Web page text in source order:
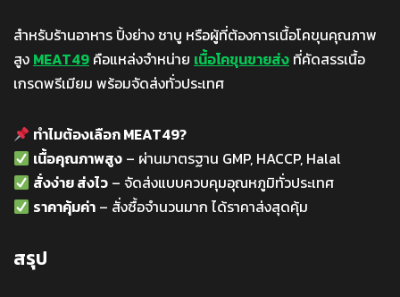
สำหรับร้านอาหาร ปิ้งย่าง ชาบู หรือผู้ที่ต้องการเนื้อโคขุนคุณภาพ
สูง MEAT49 คือแหล่งจำหน่าย เนื้อโคขุนขายส่ง ที่คัดสรรเนื้อ
เกรดพรีเมียม พร้อมจัดส่งทั่วประเทศ
ทำไมต้องเลือก MEAT49?
เนื้อคุณภาพสูง – ผ่านมาตรฐาน GMP, HACCP, Halal
สั่งง่าย ส่งไว – จัดส่งแบบควบคุมอุณหภูมิทั่วประเทศ
ราคาคุ้มค่า – สั่งซื้อจำนวนมาก ได้ราคาส่งสุดคุ้ม
สรุป